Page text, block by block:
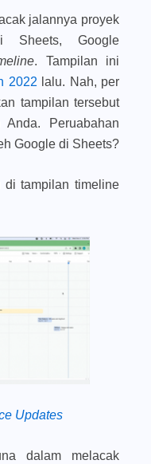
jalannya proyek
Sheets, Google
. Tampilan ini
2022 lalu. Nah, per
tampilan tersebut
Anda. Peruabahan
Google di Sheets?
di tampilan timeline
Updates
dalam melacak